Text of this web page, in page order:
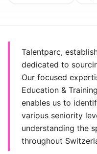
Talentparc,
dedicated to
Our focused
Education &
enables us to
various seniority
understanding the
throughout